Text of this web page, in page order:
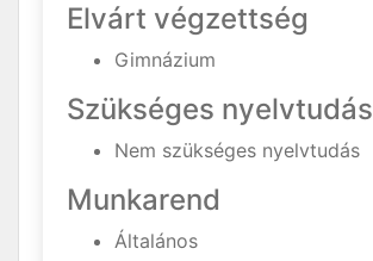
Elvárt végzettség
Gimnázium
Szükséges nyelvtudás
Nem szükséges nyelvtudás
Munkarend
Általános